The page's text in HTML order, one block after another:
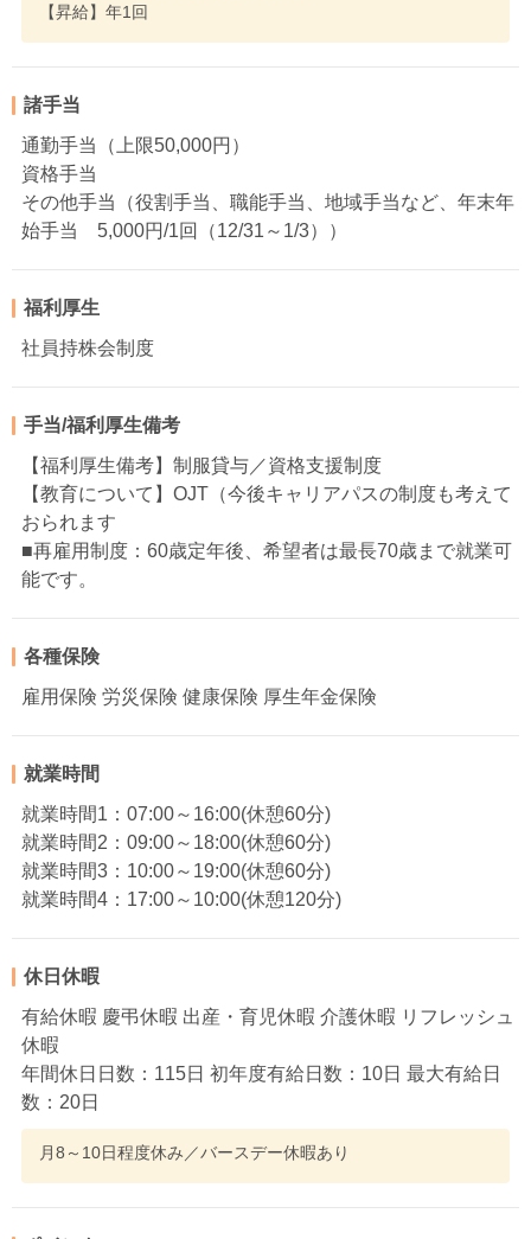
【昇給】年1回
諸手当
通勤手当（上限50,000円）
資格手当
その他手当（役割手当、職能手当、地域手当など、年末年
始手当 5,000円/1回（12/31～1/3））
福利厚生
社員持株会制度
手当/福利厚生備考
【福利厚生備考】制服貸与／資格支援制度
【教育について】OJT（今後キャリアパスの制度も考えて
おられます
■再雇用制度：60歳定年後、希望者は最長70歳まで就業可
能です。
各種保険
雇用保険 労災保険 健康保険 厚生年金保険
就業時間
就業時間1：07:00～16:00(休憩60分)
就業時間2：09:00～18:00(休憩60分)
就業時間3：10:00～19:00(休憩60分)
就業時間4：17:00～10:00(休憩120分)
休日休暇
有給休暇 慶弔休暇 出産・育児休暇 介護休暇 リフレッシュ
休暇
年間休日日数：115日 初年度有給日数：10日 最大有給日
数：20日
月8～10日程度休み／バースデー休暇あり